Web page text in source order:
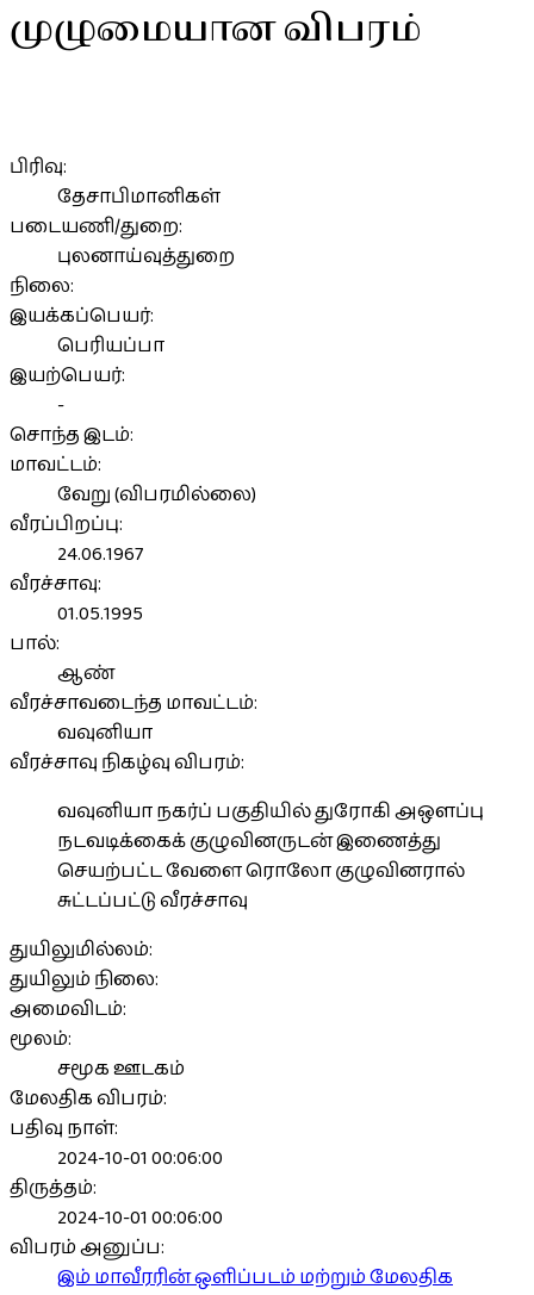
முழுமையான விபரம்
பிரிவு:
தேசாபிமானிகள்
படையணி/துறை:
புலனாய்வுத்துறை
நிலை:
இயக்கப்பெயர்:
பெரியப்பா
இயற்பெயர்:
-
சொந்த இடம்:
மாவட்டம்:
வேறு (விபரமில்லை)
வீரப்பிறப்பு:
24.06.1967
வீரச்சாவு:
01.05.1995
பால்:
ஆண்
வீரச்சாவடைந்த மாவட்டம்:
வவுனியா
வீரச்சாவு நிகழ்வு விபரம்:
வவுனியா நகர்ப் பகுதியில் துரோகி அஔப்பு
நடவடிக்கைக் குழுவினருடன் இணைத்து
செயற்பட்ட வேளை ரொலோ குழுவினரால்
சுட்டப்பட்டு வீரச்சாவு
துயிலுமில்லம்:
துயிலும் நிலை:
அமைவிடம்:
மூலம்:
சமூக ஊடகம்
மேலதிக விபரம்:
பதிவு நாள்:
2024-10-01 00:06:00
திருத்தம்:
2024-10-01 00:06:00
விபரம் அனுப்ப:
இம் மாவீரரின் ஒளிப்படம் மற்றும் மேலதிக